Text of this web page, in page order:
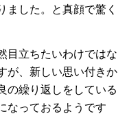
した。と真顔で驚く
目立ちたいわけではな
が、新しい思い付きか
の繰り返しをしている
なっておるようです